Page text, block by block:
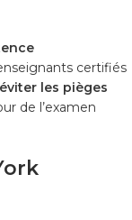
certifiés
les pièges
de l’examen